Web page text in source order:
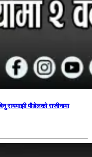
रायमाझी पौडेलको राजीनामा